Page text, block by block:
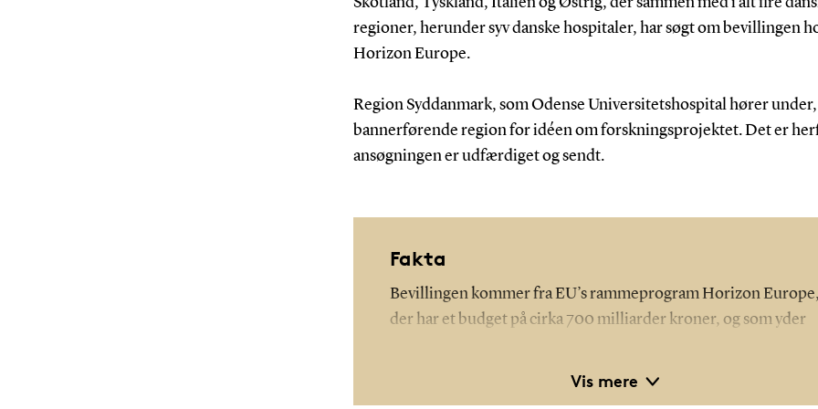
regioner, herunder syv danske hospitaler, har søgt om bevillingen
Horizon Europe.
Region Syddanmark, som Odense Universitetshospital hører
bannerførende region for idéen om forskningsprojektet. Det er
ansøgningen er udfærdiget og sendt.
Vis mere
Fakta
Bevillingen kommer fra EU’s rammeprogram Horizon Europe,
der har et budget på cirka 700 milliarder kroner, og som yder